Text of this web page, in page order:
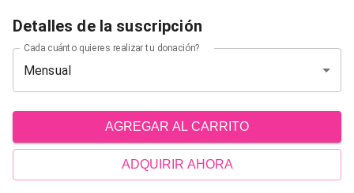
Detalles de la suscripción
Cada cuánto quieres realizar tu donación?
Mensual
AGREGAR AL CARRITO
ADQUIRIR AHORA